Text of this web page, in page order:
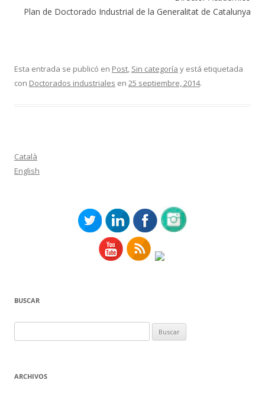
Plan de Doctorado Industrial de la Generalitat de Catalunya
Esta entrada se publicó en Post, Sin categoría y está etiquetada
con Doctorados industriales en 25 septiembre, 2014.
Català
English
BUSCAR
ARCHIVOS